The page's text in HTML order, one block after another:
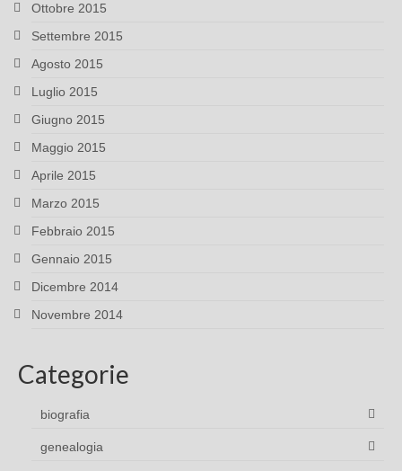
Ottobre 2015
Settembre 2015
Agosto 2015
Luglio 2015
Giugno 2015
Maggio 2015
Aprile 2015
Marzo 2015
Febbraio 2015
Gennaio 2015
Dicembre 2014
Novembre 2014
Categorie
biografia
genealogia